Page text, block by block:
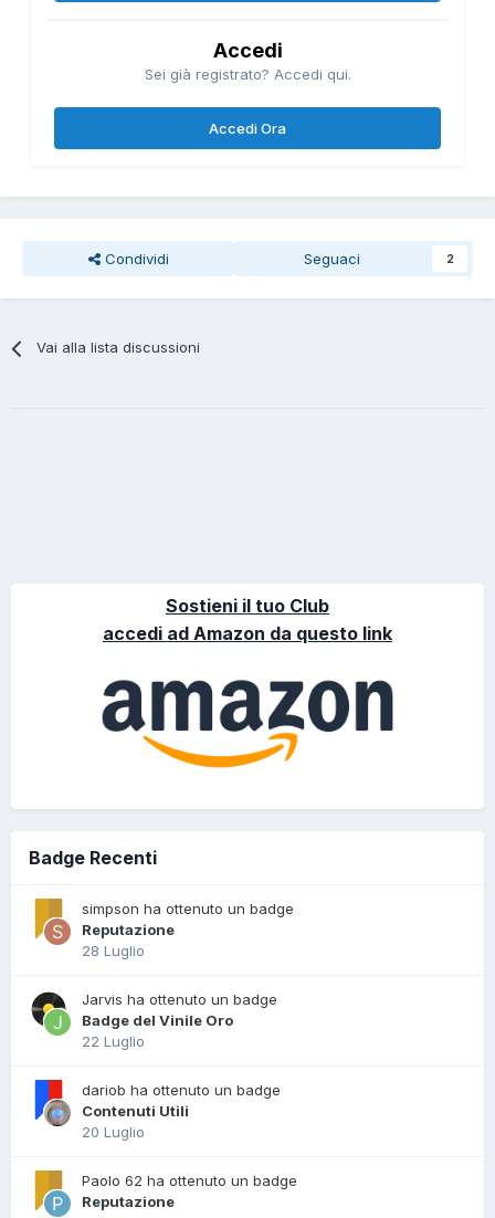
Accedi
Sei già registrato? Accedi qui.
Accedi Ora
Condividi Seguaci 2
Vai alla lista discussioni
Sostieni il tuo Club
accedi ad Amazon da questo link
Badge Recenti
simpson ha ottenuto un badge
Reputazione
28 Luglio
Jarvis ha ottenuto un badge
Badge del Vinile Oro
22 Luglio
dariob ha ottenuto un badge
Contenuti Utili
20 Luglio
Paolo 62 ha ottenuto un badge
Reputazione